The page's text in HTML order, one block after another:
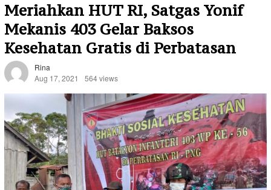
Meriahkan HUT RI, Satgas Yonif
Mekanis 403 Gelar Baksos
Kesehatan Gratis di Perbatasan
Rina
Aug 17, 2021
564 views